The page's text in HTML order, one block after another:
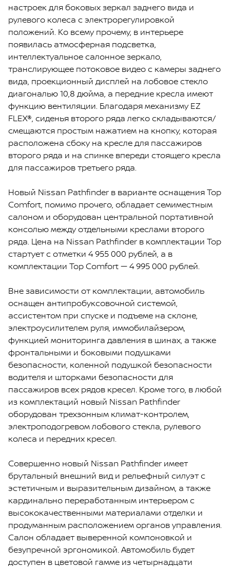
настроек для боковых зеркал заднего вида и
рулевого колеса с электрорегулировкой
положений. Ко всему прочему, в интерьере
появилась атмосферная подсветка,
интеллектуальное салонное зеркало,
транслирующее потоковое видео с камеры заднего
вида, проекционный дисплей на лобовое стекло
диагональю 10,8 дюйма, а передние кресла имеют
функцию вентиляции. Благодаря механизму EZ
FLEX®, сиденья второго ряда легко складываются/
смещаются простым нажатием на кнопку, которая
расположена сбоку на кресле для пассажиров
второго ряда и на спинке впереди стоящего кресла
для пассажиров третьего ряда.
Новый Nissan Pathfinder в варианте оснащения Top
Comfort, помимо прочего, обладает семиместным
салоном и оборудован центральной портативной
консолью между отдельными креслами второго
ряда. Цена на Nissan Pathfinder в комплектации Top
стартует с отметки 4 955 000 рублей, а в
комплектации Top Comfort — 4 995 000 рублей.
Вне зависимости от комплектации, автомобиль
оснащен антипробуксовочной системой,
ассистентом при спуске и подъеме на склоне,
электроусилителем руля, иммобилайзером,
функцией мониторинга давления в шинах, а также
фронтальными и боковыми подушками
безопасности, коленной подушкой безопасности
водителя и шторками безопасности для
пассажиров всех рядов кресел. Кроме того, в любой
из комплектаций новый Nissan Pathfinder
оборудован трехзонным климат-контролем,
электроподогревом лобового стекла, рулевого
колеса и передних кресел.
Совершенно новый Nissan Раthfinder имеет
брутальный внешний вид и рельефный силуэт с
эстетичным и выразительным дизайном, а также
кардинально переработанным интерьером с
высококачественными материалами отделки и
продуманным расположением органов управления.
Салон обладает выверенной компоновкой и
безупречной эргономикой. Автомобиль будет
доступен в цветовой гамме из четырнадцати